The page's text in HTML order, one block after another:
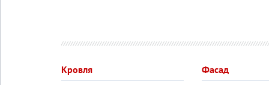
Кровля Фасад